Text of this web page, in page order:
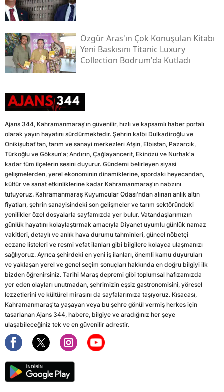
Özgür Aras'ın Çok Konuşulan Kitabı
Yeni Baskısını Titanic Luxury
Collection Bodrum'da Kutladı
Ajans 344, Kahramanmaraş'ın güvenilir, hızlı ve kapsamlı haber portalı
olarak yayın hayatını sürdürmektedir. Şehrin kalbi Dulkadiroğlu ve
Onikişubat'tan, tarım ve sanayi merkezleri Afşin, Elbistan, Pazarcık,
Türkoğlu ve Göksun'a; Andırın, Çağlayancerit, Ekinözü ve Nurhak'a
kadar tüm ilçelerin sesini duyurur. Gündemi belirleyen siyasi
gelişmelerden, yerel ekonominin dinamiklerine, spordaki heyecandan,
kültür ve sanat etkinliklerine kadar Kahramanmaraş'ın nabzını
tutuyoruz. Kahramanmaraş Kuyumcular Odası'ndan alınan anlık altın
fiyatları, şehrin sanayisindeki son gelişmeler ve tarım sektöründeki
yenilikler özel dosyalarla sayfamızda yer bulur. Vatandaşlarımızın
günlük hayatını kolaylaştırmak amacıyla Diyanet uyumlu günlük namaz
vakitleri, detaylı ve anlık hava durumu tahminleri, güncel nöbetçi
eczane listeleri ve resmi vefat ilanları gibi bilgilere kolayca ulaşmanızı
sağlıyoruz. Ayrıca şehirdeki en yeni iş ilanları, önemli kamu duyuruları
ve yaklaşan yerel ve genel seçim sonuçları hakkında en doğru bilgiyi ilk
bizden öğrenirsiniz. Tarihi Maraş depremi gibi toplumsal hafızamızda
yer eden olayları unutmadan, şehrimizin eşsiz gastronomisini, yöresel
lezzetlerini ve kültürel mirasını da sayfalarımıza taşıyoruz. Kısacası,
Kahramanmaraş'ta yaşayan veya bu şehre gönül vermiş herkes için
tasarlanan Ajans 344, habere, bilgiye ve aradığınız her şeye
ulaşabileceğiniz tek ve en güvenilir adrestir.